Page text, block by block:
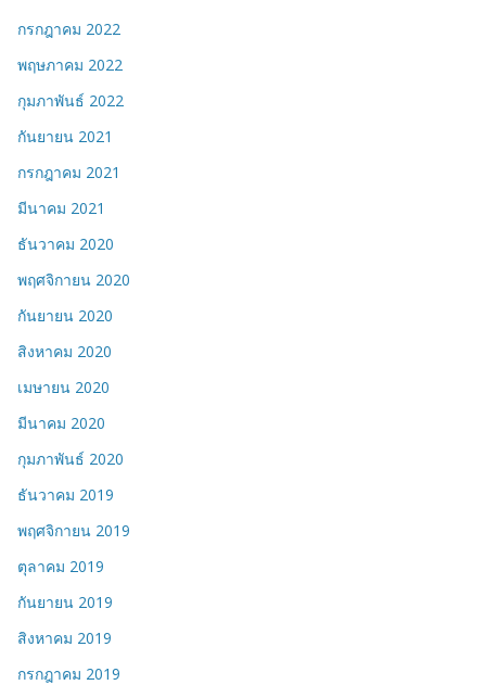
กรกฎาคม 2022
พฤษภาคม 2022
กุมภาพันธ์ 2022
กันยายน 2021
กรกฎาคม 2021
มีนาคม 2021
ธันวาคม 2020
พฤศจิกายน 2020
กันยายน 2020
สิงหาคม 2020
เมษายน 2020
มีนาคม 2020
กุมภาพันธ์ 2020
ธันวาคม 2019
พฤศจิกายน 2019
ตุลาคม 2019
กันยายน 2019
สิงหาคม 2019
กรกฎาคม 2019